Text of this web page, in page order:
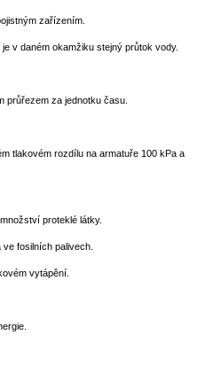
zařízením.
v daném okamžiku stejný průtok vody.
průřezem za jednotku času.
tlakovém rozdílu na armatuře 100 kPa a
proteklé látky.
fosilních palivech.
vytápění.